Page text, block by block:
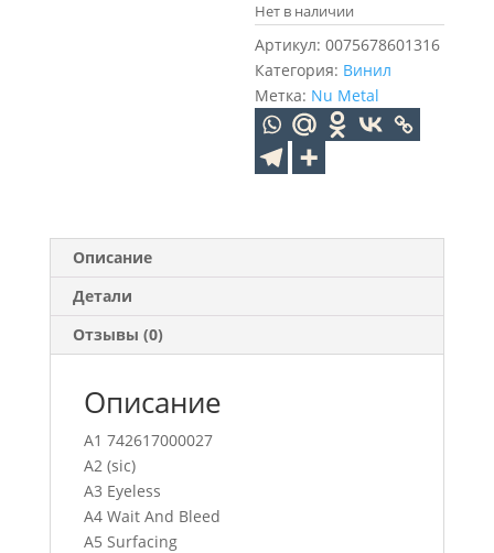
Нет в наличии
Артикул:0075678601316
Категория: Винил
Метка: Nu Metal
Описание
Детали
Отзывы (0)
Описание
A1 742617000027
A2 (sic)
A3 Eyeless
A4 Wait And Bleed
A5 Surfacing